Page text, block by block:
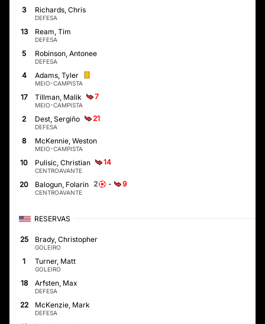
3 Richards, Chris
DEFESA
13 Ream, Tim
DEFESA
5 Robinson, Antonee
DEFESA
4 Adams, Tyler
MEIO-CAMPISTA
17 Tillman, Malik 7
MEIO-CAMPISTA
2 Dest, Sergiño 21
DEFESA
8 McKennie, Weston
MEIO-CAMPISTA
10 Pulisic, Christian 14
CENTROAVANTE
20 Balogun, Folarin 2 - 9
CENTROAVANTE
RESERVAS
25 Brady, Christopher
GOLEIRO
1 Turner, Matt
GOLEIRO
18 Arfsten, Max
DEFESA
22 McKenzie, Mark
DEFESA